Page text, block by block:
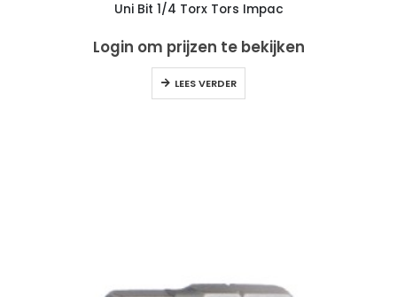
Uni Bit 1/4 Torx Tors Impac
Login om prijzen te bekijken
LEES VERDER